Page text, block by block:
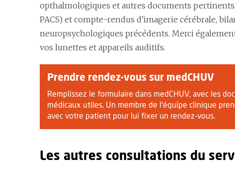
opthalmologiques et autres documents pertinents,
PACS) et compte-rendus d'imagerie cérébrale,
neuropsychologiques précédents. Merci
vos lunettes et appareils auditifs.
Prendre rendez-vous sur medCHUV
Remplissez le formulaire dans medCHUV, avec les
médicaux utiles. Un membre de l'équipe clinique
avec votre patient pour lui fixer un rendez-vous.
Les autres consultations du